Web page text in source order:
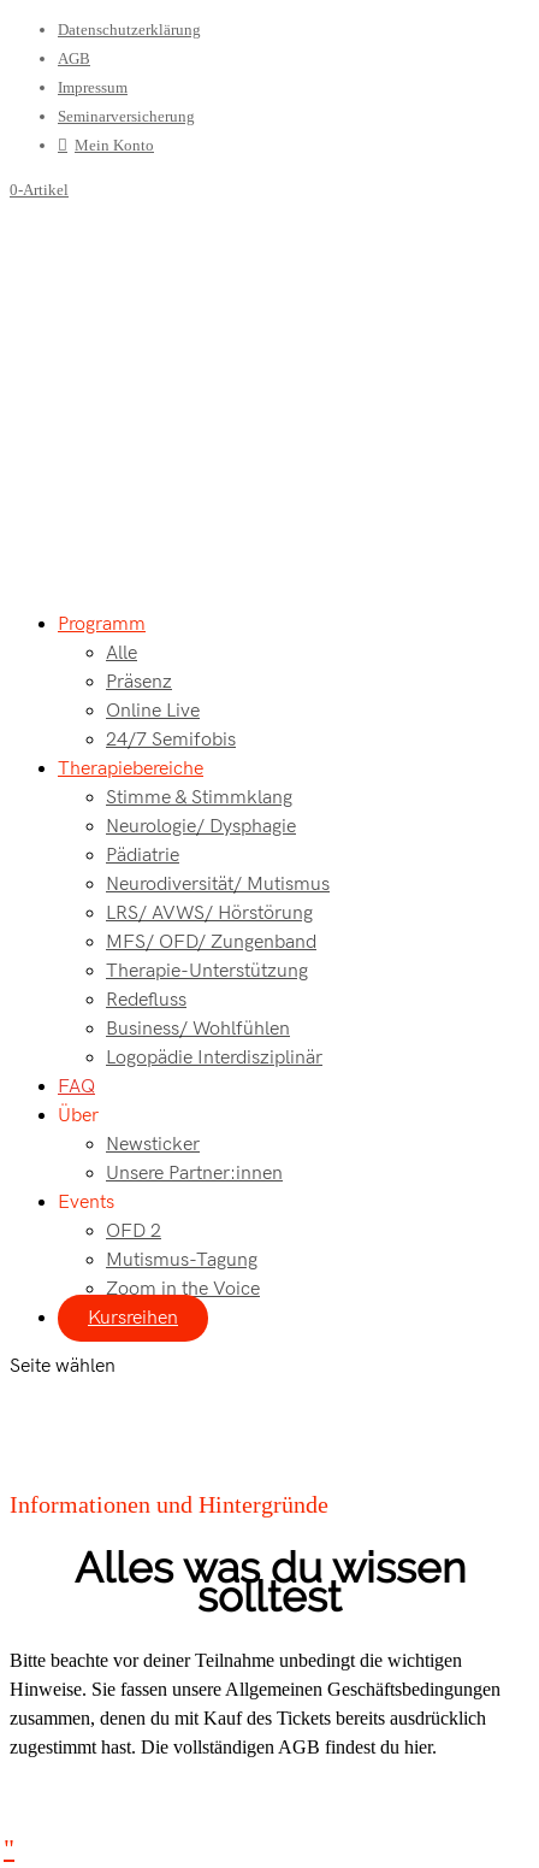
Datenschutzerklärung
AGB
Impressum
Seminarversicherung
Mein Konto
0-Artikel
Programm
Alle
Präsenz
Online Live
24/7 Semifobis
Therapiebereiche
Stimme & Stimmklang
Neurologie/ Dysphagie
Pädiatrie
Neurodiversität/ Mutismus
LRS/ AVWS/ Hörstörung
MFS/ OFD/ Zungenband
Therapie-Unterstützung
Redefluss
Business/ Wohlfühlen
Logopädie Interdisziplinär
FAQ
Über
Newsticker
Unsere Partner:innen
Events
OFD 2
Mutismus-Tagung
Zoom in the Voice
Kursreihen
Seite wählen
Informationen und Hintergründe
Alles was du wissen
solltest
Bitte beachte vor deiner Teilnahme unbedingt die wichtigen
Hinweise. Sie fassen unsere Allgemeinen Geschäftsbedingungen
zusammen, denen du mit Kauf des Tickets bereits ausdrücklich
zugestimmt hast. Die vollständigen AGB findest du hier.
"